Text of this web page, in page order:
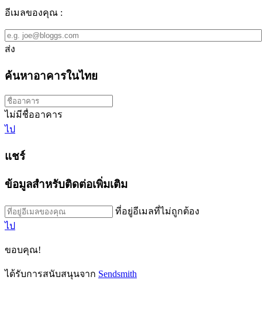
อีเมลของคุณ :
ส่ง
ค้นหาอาคารในไทย
ไม่มีชื่ออาคาร
ไป
แชร์
ข้อมูลสำหรับติดต่อเพิ่มเติม
ที่อยู่อีเมลที่ไม่ถูกต้อง
ไป
ขอบคุณ!
ได้รับการสนับสนุนจาก Sendsmith